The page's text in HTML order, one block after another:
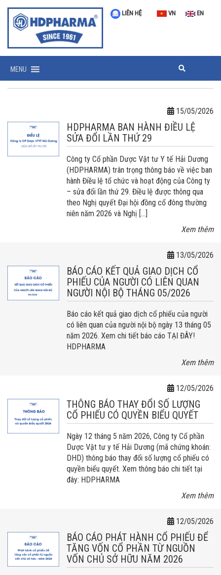
LIÊN HỆ VN EN
MENU
15/05/2026
HDPHARMA BAN HÀNH ĐIỀU LỆ
SỬA ĐỔI LẦN THỨ 29
Công ty Cổ phần Dược Vật tư Y tế Hải Dương
(HDPHARMA) trân trọng thông báo về việc ban
hành Điều lệ tổ chức và hoạt động của Công ty
– sửa đổi lần thứ 29. Điều lệ được thông qua
theo Nghị quyết Đại hội đồng cổ đông thường
niên năm 2026 và Nghị […]
Xem thêm
13/05/2026
BÁO CÁO KẾT QUẢ GIAO DỊCH CỔ
PHIẾU CỦA NGƯỜI CÓ LIÊN QUAN
NGƯỜI NỘI BỘ THÁNG 05/2026
Báo cáo kết quả giao dịch cổ phiếu của người
có liên quan của người nội bộ ngày 13 tháng 05
năm 2026. Xem chi tiết báo cáo TẠI ĐÂY!
HDPHARMA
Xem thêm
12/05/2026
THÔNG BÁO THAY ĐỔI SỐ LƯỢNG
CỔ PHIẾU CÓ QUYỀN BIỂU QUYẾT
Ngày 12 tháng 5 năm 2026, Công ty Cổ phần
Dược Vật tư y tế Hải Dương (mã chứng khoán:
DHD) thông báo thay đổi số lượng cổ phiếu có
quyền biểu quyết. Xem thông báo chi tiết tại
đây: HDPHARMA
Xem thêm
12/05/2026
BÁO CÁO PHÁT HÀNH CỔ PHIẾU ĐỂ
TĂNG VỐN CỔ PHẦN TỪ NGUỒN
VỐN CHỦ SỞ HỮU NĂM 2026